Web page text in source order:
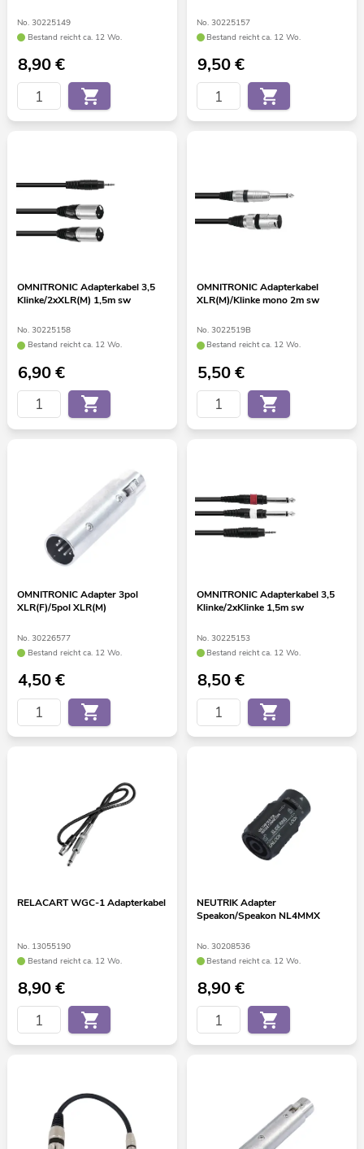
No. 30225149
Bestand reicht ca. 12 Wo.
8,90€
No. 30225157
Bestand reicht ca. 12 Wo.
9,50€
OMNITRONIC Adapterkabel 3,5
Klinke/2xXLR(M) 1,5m sw
No. 30225158
Bestand reicht ca. 12 Wo.
6,90€
OMNITRONIC Adapterkabel
XLR(M)/Klinke mono 2m sw
No. 3022519B
Bestand reicht ca. 12 Wo.
5,50€
OMNITRONIC Adapter 3pol
XLR(F)/5pol XLR(M)
No. 30226577
Bestand reicht ca. 12 Wo.
4,50€
OMNITRONIC Adapterkabel 3,5
Klinke/2xKlinke 1,5m sw
No. 30225153
Bestand reicht ca. 12 Wo.
8,50€
RELACART WGC-1 Adapterkabel
No. 13055190
Bestand reicht ca. 12 Wo.
8,90€
NEUTRIK Adapter
Speakon/Speakon NL4MMX
No. 30208536
Bestand reicht ca. 12 Wo.
8,90€